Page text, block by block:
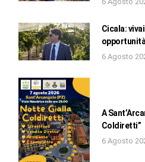
Cicala:
opportunità
6 Agosto
A
Coldiretti”
6 Agosto